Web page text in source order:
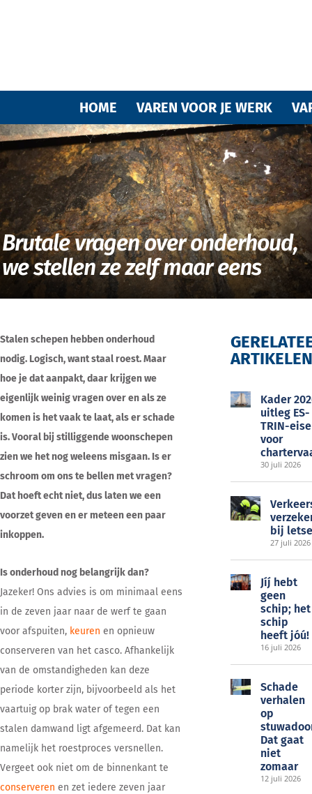
Varende
vrienden
van
EOC
HOME VAREN VOOR JE WERK
Brutale vragen over onderhoud,
we stellen ze zelf maar eens
Stalen schepen hebben onderhoud
nodig. Logisch, want staal roest. Maar
hoe je dat aanpakt, daar krijgen we
eigenlijk weinig vragen over en als ze
komen is het vaak te laat, als er schade
is. Vooral bij stilliggende woonschepen
zien we het nog weleens misgaan. Is er
schroom om ons te bellen met vragen?
Dat hoeft echt niet, dus laten we een
voorzet geven en er meteen een paar
inkoppen.
Is onderhoud nog belangrijk dan?
Jazeker! Ons advies is om minimaal eens
in de zeven jaar naar de werf te gaan
voor afspuiten, keuren en opnieuw
conserveren van het casco. Afhankelijk
van de omstandigheden kan deze
periode korter zijn, bijvoorbeeld als het
vaartuig op brak water of tegen een
stalen damwand ligt afgemeerd. Dat kan
namelijk het roestproces versnellen.
Vergeet ook niet om de binnenkant te
conserveren en zet iedere zeven jaar
ARTIKELEN
Kader
uitleg ES-
TRIN-
voor
30 juli 2026
bij
27 juli 2026
Jíj́ hebt
geen
schip; het
schip
heeft jóú!
16 juli 2026
Schade
verhalen
op
Dat gaat
niet
zomaar
12 juli 2026